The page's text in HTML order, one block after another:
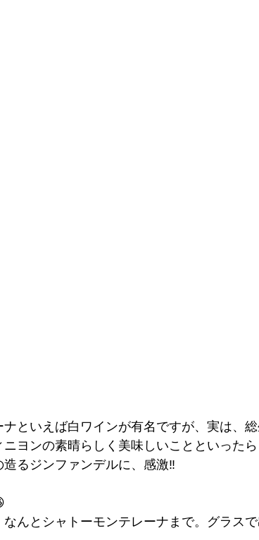
といえば白ワインが有名ですが、実は、総
ヨンの素晴らしく美味しいことといったら
るジンファンデルに、感激‼️
んとシャトーモンテレーナまで。グラス